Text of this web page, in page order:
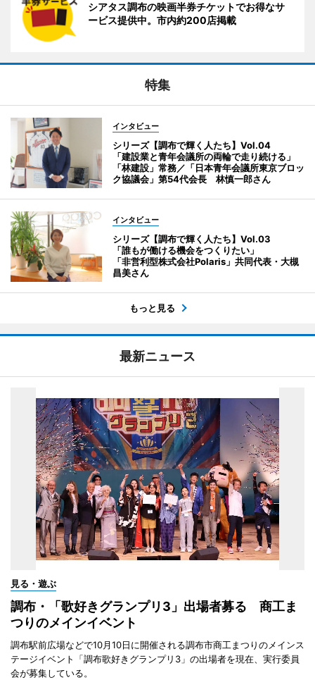
シアタス調布の映画半券チケットでお得なサ
ービス提供中。市内約200店掲載
特集
インタビュー
シリーズ【調布で輝く人たち】Vol.04
「建設業と青年会議所の両輪で走り続ける」
「林建設」常務／「日本青年会議所東京ブロッ
ク協議会」第54代会長 林慎一郎さん
インタビュー
シリーズ【調布で輝く人たち】Vol.03
「誰もが働ける機会をつくりたい」
「非営利型株式会社Polaris」共同代表・大槻
昌美さん
もっと見る
最新ニュース
見る・遊ぶ
調布・「歌好きグランプリ3」出場者募る 商工ま
つりのメインイベント
調布駅前広場などで10月10日に開催される調布市商工まつりのメインス
テージイベント「調布歌好きグランプリ3」の出場者を現在、実行委員
会が募集している。